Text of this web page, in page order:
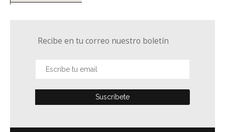
Recibe en tu correo nuestro boletín